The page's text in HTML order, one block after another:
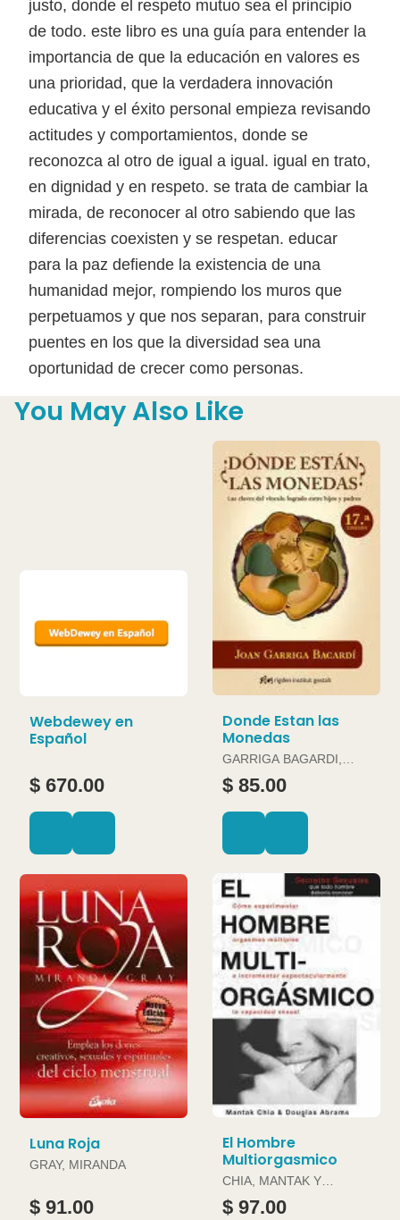
justo, donde el respeto mutuo sea el principio
de todo. este libro es una guía para entender la
importancia de que la educación en valores es
una prioridad, que la verdadera innovación
educativa y el éxito personal empieza revisando
actitudes y comportamientos, donde se
reconozca al otro de igual a igual. igual en trato,
en dignidad y en respeto. se trata de cambiar la
mirada, de reconocer al otro sabiendo que las
diferencias coexisten y se respetan. educar
para la paz defiende la existencia de una
humanidad mejor, rompiendo los muros que
perpetuamos y que nos separan, para construir
puentes en los que la diversidad sea una
oportunidad de crecer como personas.
You May Also Like
Webdewey en
Español
$ 670.00
Donde Estan las
Monedas
GARRIGA BAGARDI,
JOAN
$ 85.00
Luna Roja
GRAY, MIRANDA
$ 91.00
El Hombre
Multiorgasmico
CHIA, MANTAK Y
DOUGLAS ABRAMS
$ 97.00